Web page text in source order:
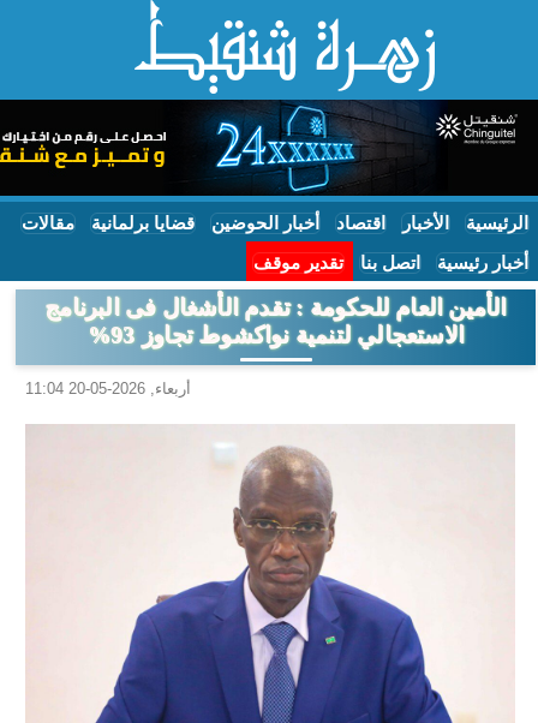
الرئيسية الأخبار اقتصاد أخبار الحوضين قضايا برلمانية مقالات
أخبار رئيسية اتصل بنا تقدير موقف
الأمين العام للحكومة : تقدم الأشغال فى البرنامج
الاستعجالي لتنمية نواكشوط تجاوز 93%
أربعاء, 2026-05-20 11:04